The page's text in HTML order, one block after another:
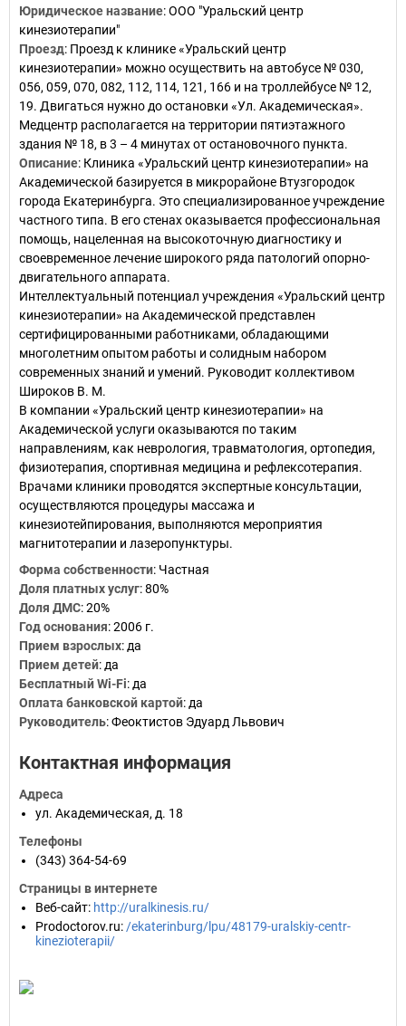
Юридическое название:ООО "Уральский центр
кинезиотерапии"
Проезд: Проезд к клинике «Уральский центр
кинезиотерапии» можно осуществить на автобусе № 030,
056, 059, 070, 082, 112, 114, 121, 166 и на троллейбусе № 12,
19. Двигаться нужно до остановки «Ул. Академическая».
Медцентр располагается на территории пятиэтажного
здания № 18, в 3 – 4 минутах от остановочного пункта.
Описание: Клиника «Уральский центр кинезиотерапии» на
Академической базируется в микрорайоне Втузгородок
города Екатеринбурга. Это специализированное учреждение
частного типа. В его стенах оказывается профессиональная
помощь, нацеленная на высокоточную диагностику и
своевременное лечение широкого ряда патологий опорно-
двигательного аппарата.
Интеллектуальный потенциал учреждения «Уральский центр
кинезиотерапии» на Академической представлен
сертифицированными работниками, обладающими
многолетним опытом работы и солидным набором
современных знаний и умений. Руководит коллективом
Широков В. М.
В компании «Уральский центр кинезиотерапии» на
Академической услуги оказываются по таким
направлениям, как неврология, травматология, ортопедия,
физиотерапия, спортивная медицина и рефлексотерапия.
Врачами клиники проводятся экспертные консультации,
осуществляются процедуры массажа и
кинезиотейпирования, выполняются мероприятия
магнитотерапии и лазеропунктуры.
Форма собственности: Частная
Доля платных услуг:80%
Доля ДМС:20%
Год основания:2006 г.
Прием взрослых: да
Прием детей: да
Бесплатный Wi-Fi: да
Оплата банковской картой: да
Руководитель:Феоктистов Эдуард Львович
Контактная информация
Адреса
ул. Академическая, д. 18
Телефоны
(343) 364-54-69
Страницы в интернете
Веб-сайт: http://uralkinesis.ru/
Prodoctorov.ru: /ekaterinburg/lpu/48179-uralskiy-centr-
kinezioterapii/